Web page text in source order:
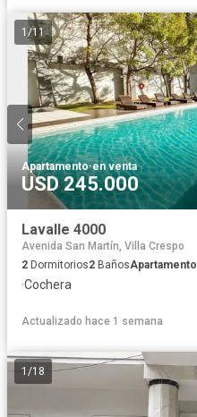
1 /11
Apartamento·en venta
USD 245.000
Lavalle 4000
Avenida San Martín, Villa Crespo
2 Dormitorios2 BañosApartamento
·Cochera
Actualizado hace 1 semana
1 /18